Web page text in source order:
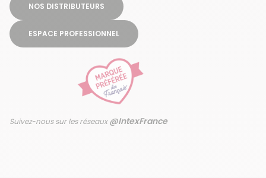
NOS DISTRIBUTEURS
ESPACE PROFESSIONNEL
Suivez-nous sur les réseaux@IntexFrance